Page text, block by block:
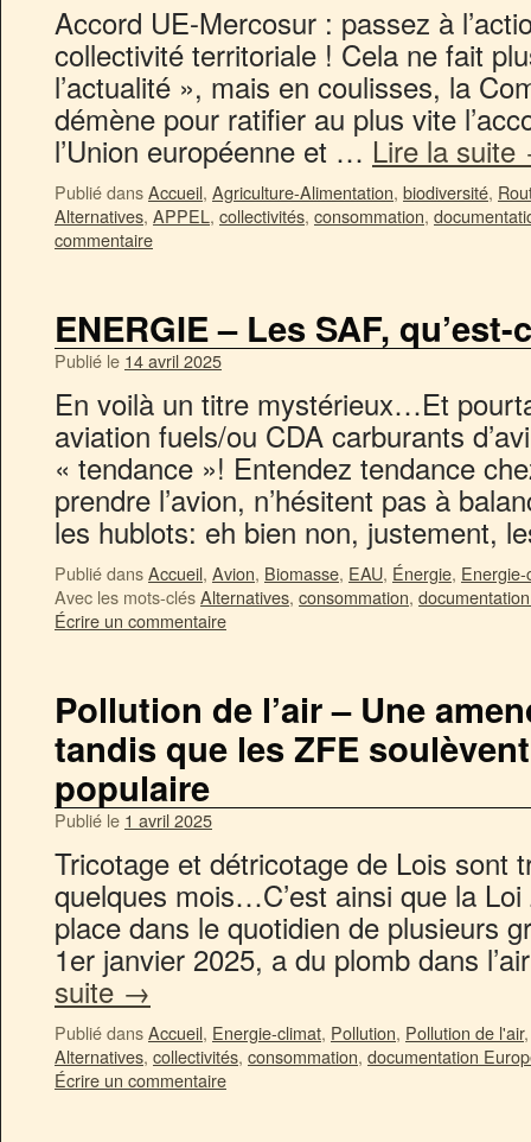
Accord UE-Mercosur : passez à
collectivité territoriale ! Cela ne fait
l’actualité », mais en coulisses, la
démène pour ratifier au plus vite
l’Union européenne et … Lire la suite
Publié dansAccueil, Agriculture-Alimentation, biodiversité,
Alternatives, APPEL, collectivités, consommation,
commentaire
ENERGIE – Les SAF, qu’est-
Publié le 14 avril 2025
En voilà un titre mystérieux…Et
aviation fuels/ou CDA carburants
« tendance »! Entendez tendance
prendre l’avion, n’hésitent pas à
les hublots: eh bien non, justement,
Publié dansAccueil, Avion, Biomasse, EAU, Énergie, Energie-
Avec les mots-clésAlternatives, consommation,
Écrire un commentaire
Pollution de l’air – Une
tandis que les ZFE
populaire
Publié le 1 avril 2025
Tricotage et détricotage de Lois sont
quelques mois…C’est ainsi que la
place dans le quotidien de plusieurs
1er janvier 2025, a du plomb dans
suite →
Publié dansAccueil, Energie-climat, Pollution, Pollution de l'air
Alternatives, collectivités, consommation, documentation
Écrire un commentaire